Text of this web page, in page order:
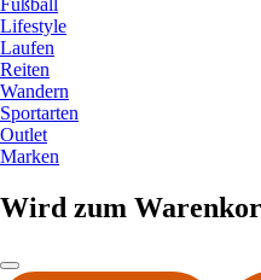
Lifestyle
Laufen
Reiten
Wandern
Sportarten
Outlet
Marken
Wird zum